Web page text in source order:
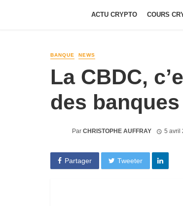
ACTU CRYPTO COURS
BANQUE NEWS
La CBDC,
des
Par CHRISTOPHE AUFFRAY 5 avril
Partager Tweeter